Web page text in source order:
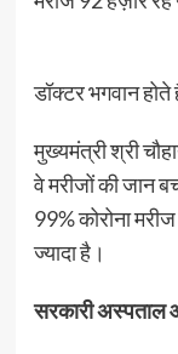
डॉक्टर भगवान होते
मुख्यमंत्री श्री
वे मरीजों की जान
99% कोरोना
ज्यादा है।
सरकारी अस्पताल